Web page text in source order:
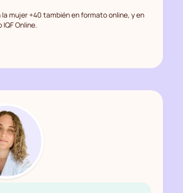
mujer +40 también en formato online, y en
Online.